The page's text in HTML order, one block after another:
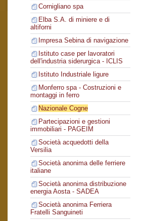
Cornigliano spa
Elba S.A. di miniere e di
altiforni
Impresa Sebina di navigazione
Istituto case per lavoratori
dell'industria siderurgica - ICLIS
Istituto Industriale ligure
Monferro spa - Costruzioni e
montaggi in ferro
Nazionale Cogne
Partecipazioni e gestioni
immobiliari - PAGEIM
Società acquedotti della
Versilia
Società anonima delle ferriere
italiane
Società anonima distribuzione
energia Aosta - SADEA
Società anonima Ferriera
Fratelli Sanguineti